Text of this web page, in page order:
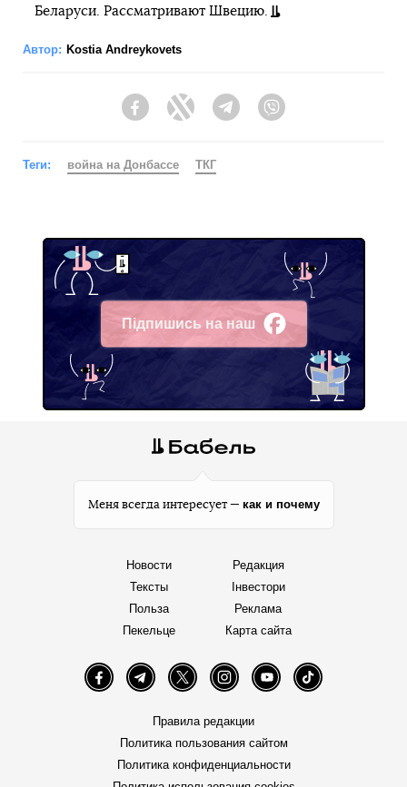
Беларуси. Рассматривают Швецию.
Автор: Kostia Andreykovets
FacebookTwitter Telegram
Теги: война на Донбассе ТКГ
Підпишись на наш
Facebook
Меня всегда интересует — как и почему
Новости
Тексты
Польза
Пекельце
Редакция
Інвестори
Реклама
Карта сайта
FacebookTelegramTwitter InstagramYouTube TikTok
Правила редакции
Политика пользования сайтом
Политика конфиденциальности